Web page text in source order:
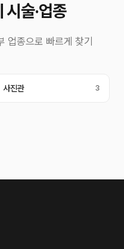
시술·업종
업종으로 빠르게 찾기
사진관 3